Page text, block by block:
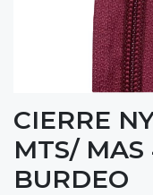
CIERRE
MTS/
BURDEO